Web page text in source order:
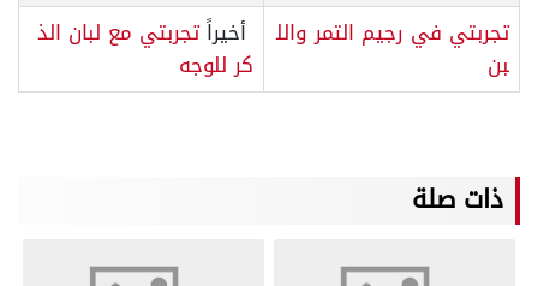
تجربتي في رجيم التمر والل
بن
أخيراًتجربتي مع لبان الذ
كر للوجه
ذات صلة